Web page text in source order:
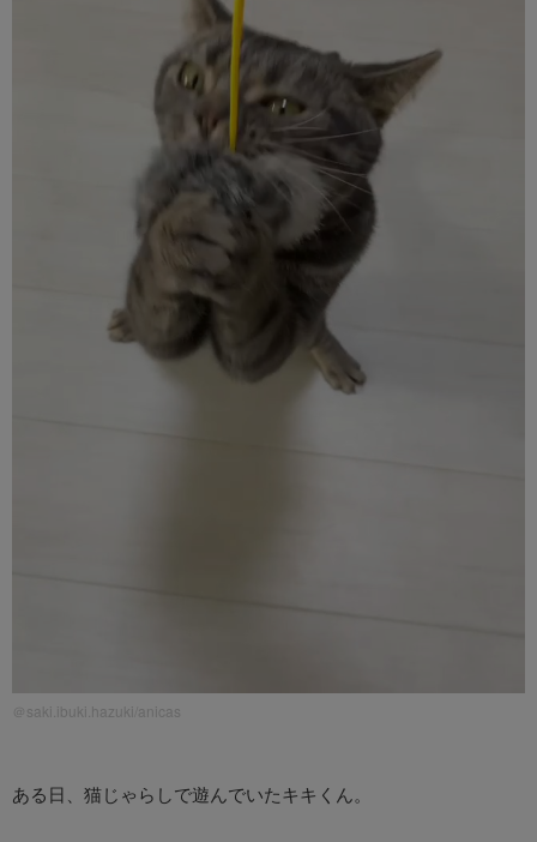
＠saki.ibuki.hazuki/anicas
ある日、猫じゃらしで遊んでいたキキくん。